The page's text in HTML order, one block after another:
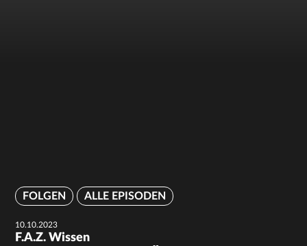
FOLGEN ALLE EPISODEN
10.10.2023
F.A.Z. Wissen